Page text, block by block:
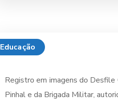
Educação
Registro em imagens do Desfile
Pinhal e da Brigada Militar,